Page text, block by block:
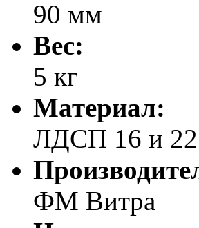
90 мм
Вес:
5 кг
Материал:
ЛДСП 16 и
ФМ Витра